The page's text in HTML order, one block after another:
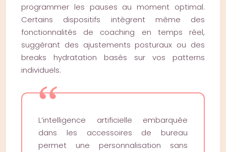
programmer les pauses au moment optimal.
Certains dispositifs intègrent même des
fonctionnalités de coaching en temps réel,
suggérant des ajustements posturaux ou des
breaks hydratation basés sur vos patterns
individuels.
L’intelligence artificielle embarquée
dans les accessoires de bureau
permet une personnalisation sans